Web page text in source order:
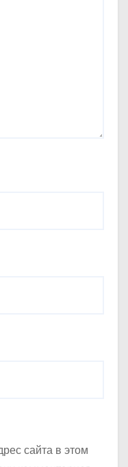
сайта в этом